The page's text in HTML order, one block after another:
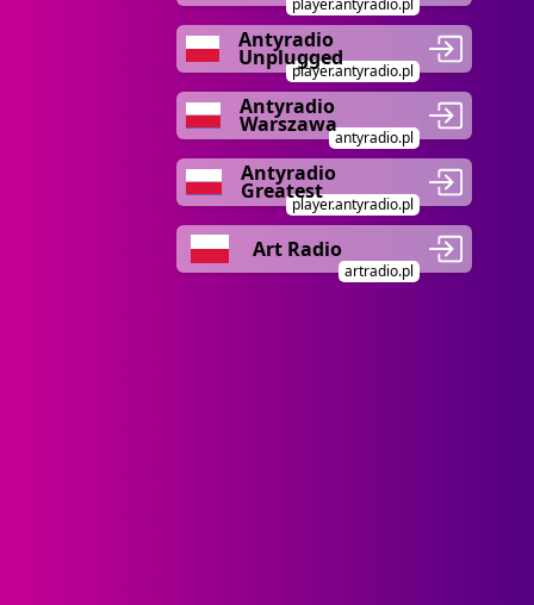
player.antyradio.pl
Antyradio
Unplugged
player.antyradio.pl
Antyradio
Warszawa
antyradio.pl
Antyradio
Greatest
player.antyradio.pl
Art Radio
artradio.pl